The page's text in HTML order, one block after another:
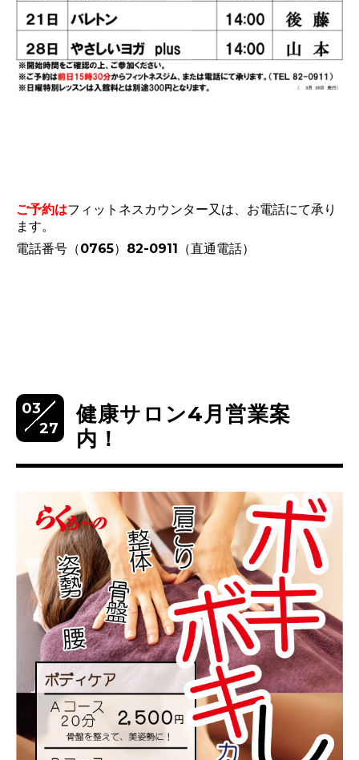
ご予約はフィットネスカウンター又は、お電話にて承り
ます。
電話番号（0765）82-0911（直通電話）
03
27
健康サロン4月営業案
内！